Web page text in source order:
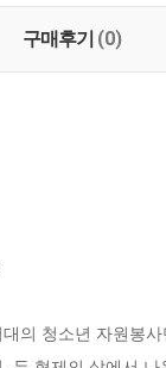
구매후기 (0)
의 청소년 자원봉